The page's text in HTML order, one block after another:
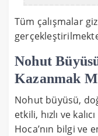
Tüm çalışmalar
Nohut
Kazanmak
Nohut büyüsü,
etkili, hızlı ve
Hoca’nın bilgi ve